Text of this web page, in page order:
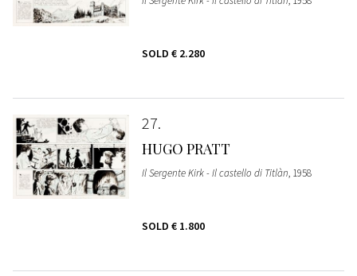
SOLD € 2.280
27
HUGO PRATT
Il Sergente Kirk - Il castello di Titlàn, 1958
SOLD € 1.800